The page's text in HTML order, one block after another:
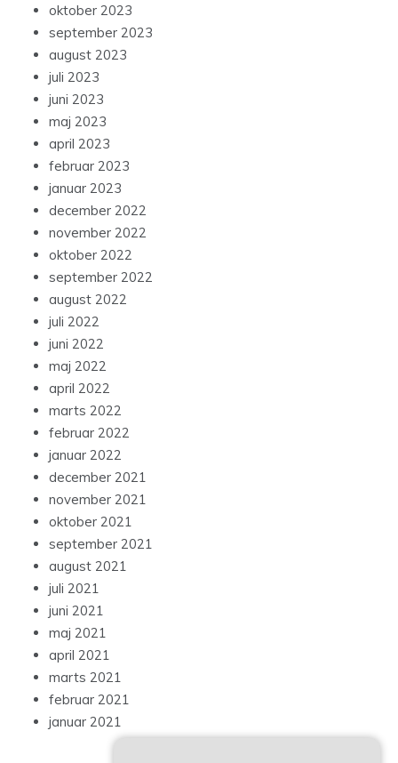
oktober 2023
september 2023
august 2023
juli 2023
juni 2023
maj 2023
april 2023
februar 2023
januar 2023
december 2022
november 2022
oktober 2022
september 2022
august 2022
juli 2022
juni 2022
maj 2022
april 2022
marts 2022
februar 2022
januar 2022
december 2021
november 2021
oktober 2021
september 2021
august 2021
juli 2021
juni 2021
maj 2021
april 2021
marts 2021
februar 2021
januar 2021